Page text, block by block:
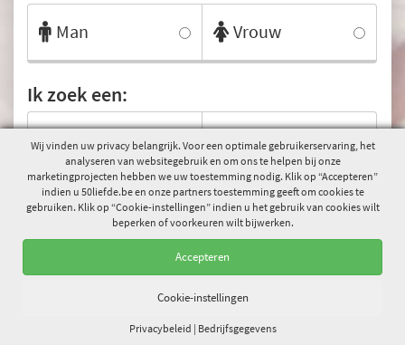
Man Vrouw
Ik zoek een:
Man Vrouw
Naam
Ga nu verder
Wij vinden uw privacy belangrijk. Voor een optimale gebruikerservaring, het
analyseren van websitegebruik en om ons te helpen bij onze
marketingprojecten hebben we uw toestemming nodig. Klik op “Accepteren”
indien u 50liefde.be en onze partners toestemming geeft om cookies te
gebruiken. Klik op “Cookie-instellingen” indien u het gebruik van cookies wilt
beperken of voorkeuren wilt bijwerken.
Accepteren
Cookie-instellingen
Privacybeleid | Bedrijfsgegevens